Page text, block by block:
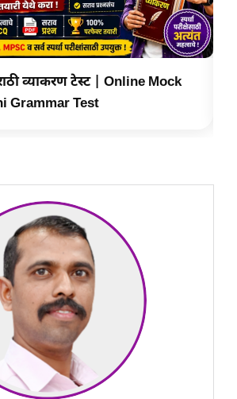
व्याकरण टेस्ट | Online Mock
Grammar Test